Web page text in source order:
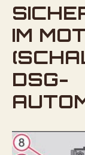
IM
DSG-